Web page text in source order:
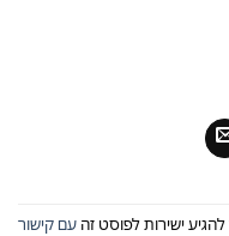
ישירות לפוסט זה עם קישור